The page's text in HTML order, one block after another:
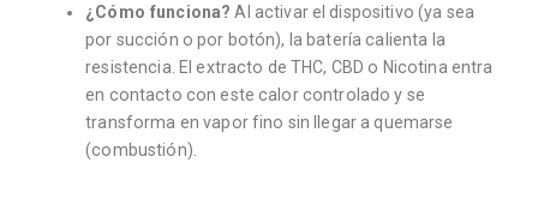
¿Cómo funciona? Al activar el dispositivo (ya sea
por succión o por botón), la batería calienta la
resistencia. El extracto de THC, CBD o Nicotina entra
en contacto con este calor controlado y se
transforma en vapor fino sin llegar a quemarse
(combustión).